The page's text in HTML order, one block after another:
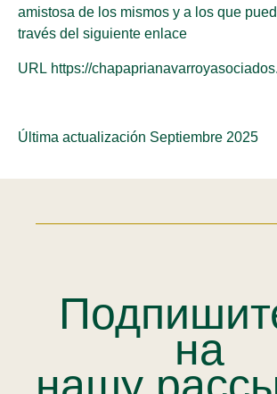
amistosa de los mismos y a los que
través del siguiente enlace
URL https://
Última actualización Septiembre 2025
на